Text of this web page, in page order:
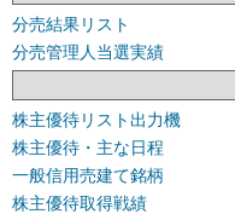
分売結果リスト
分売管理人当選実績
株主優待リスト出力機
株主優待・主な日程
一般信用売建て銘柄
株主優待取得戦績